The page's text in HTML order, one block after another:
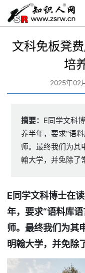
文科免板凳
培
2025年02
摘要： E同学文科
养半年，要求“语
师。最终我们为其
翰大学，并免除了
E同学文科博士在
年，要求“语料库
师。最终我们为其
明翰大学，并免除